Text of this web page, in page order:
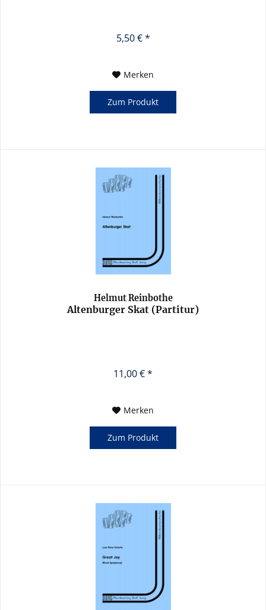
5,50 € *
Merken
Zum Produkt
Helmut Reinbothe
Altenburger Skat (Partitur)
11,00 € *
Merken
Zum Produkt